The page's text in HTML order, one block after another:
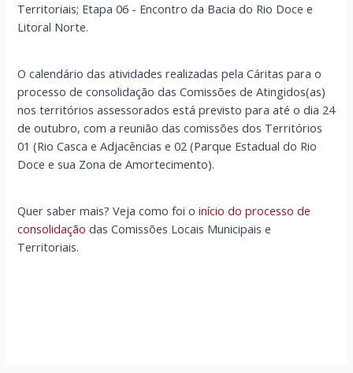
Territoriais; Etapa 06 - Encontro da Bacia do Rio Doce e
Litoral Norte.
O calendário das atividades realizadas pela Cáritas para o
processo de consolidação das Comissões de Atingidos(as)
nos territórios assessorados está previsto para até o dia 24
de outubro, com a reunião das comissões dos Territórios
01 (Rio Casca e Adjacências e 02 (Parque Estadual do Rio
Doce e sua Zona de Amortecimento).
Quer saber mais? Veja como foi oinício do processo de
consolidação das Comissões Locais Municipais e
Territoriais.